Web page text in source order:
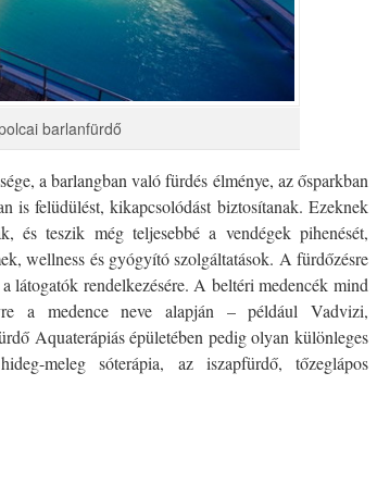
barlanfürdő
a barlangban való fürdés élménye, az ősparkban
is felüdülést, kikapcsolódást biztosítanak. Ezeknek
és teszik még teljesebbé a vendégek pihenését,
wellness és gyógyító szolgáltatások. A fürdőzésre
látogatók rendelkezésére. A beltéri medencék mind
a medence neve alapján – például Vadvizi,
Aquaterápiás épületében pedig olyan különleges
meleg sóterápia, az iszapfürdő, tőzeglápos